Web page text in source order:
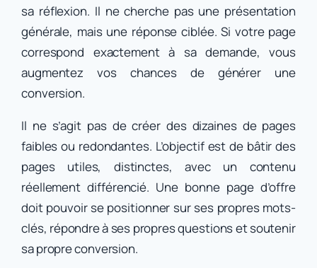
sa réflexion. Il ne cherche pas une présentation
générale, mais une réponse ciblée. Si votre page
correspond exactement à sa demande, vous
augmentez vos chances de générer une
conversion.
Il ne s’agit pas de créer des dizaines de pages
faibles ou redondantes. L’objectif est de bâtir des
pages utiles, distinctes, avec un contenu
réellement différencié. Une bonne page d’offre
doit pouvoir se positionner sur ses propres mots-
clés, répondre à ses propres questions et soutenir
sa propre conversion.